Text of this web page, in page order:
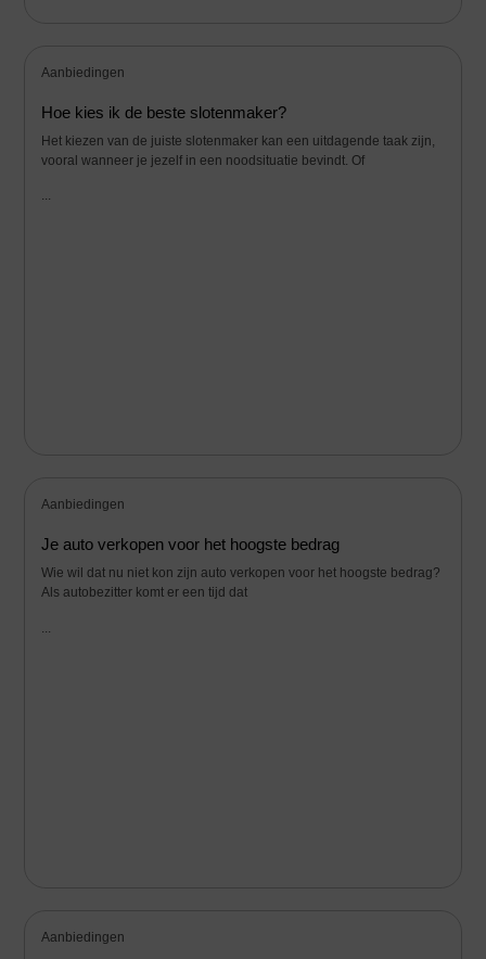
Aanbiedingen
Hoe kies ik de beste slotenmaker?
Het kiezen van de juiste slotenmaker kan een uitdagende taak zijn,
vooral wanneer je jezelf in een noodsituatie bevindt. Of
...
Aanbiedingen
Je auto verkopen voor het hoogste bedrag
Wie wil dat nu niet kon zijn auto verkopen voor het hoogste bedrag?
Als autobezitter komt er een tijd dat
Aanbiedingen